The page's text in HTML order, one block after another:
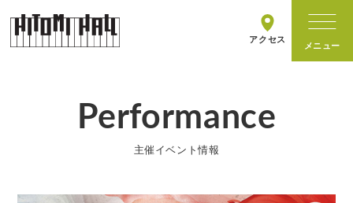
ホールについて
アクセス
Performance
主催イベント情報